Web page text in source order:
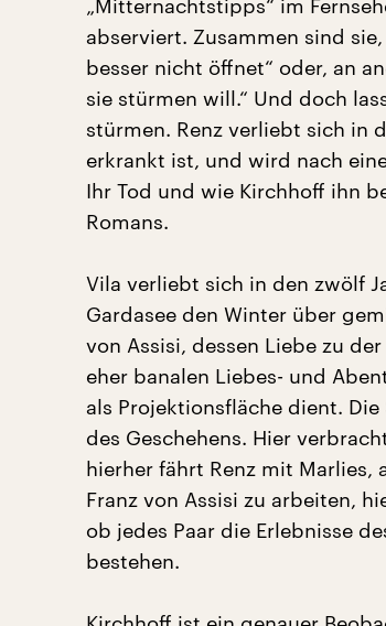
„Mitternachtstipps“ im
abserviert. Zusammen sind
besser nicht öffnet“ oder, an
sie stürmen will.“ Und doch
stürmen. Renz verliebt sich in
erkrankt ist, und wird nach
Ihr Tod und wie Kirchhoff ihn
Romans.
Vila verliebt sich in den zwölf
Gardasee den Winter über
von Assisi, dessen Liebe zu
eher banalen Liebes- und
als Projektionsfläche dient.
des Geschehens. Hier
hierher fährt Renz mit Marlies,
Franz von Assisi zu arbeiten,
ob jedes Paar die Erlebnisse
bestehen.